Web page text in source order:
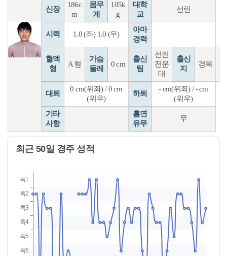
신장
186c
m
몸무
게
105k
g
대학
교
선린
시력 1.0 (좌) 1.0 (우)
아마
경력
혈액
형
A 형
가슴
둘레
0 cm
출신
팀
선린
전문
대
출신
지
경북
대퇴
0 cm(위좌) / 0 cm
(위우)
하퇴
- cm(위좌) / - cm
(위우)
기타
사항
흡연
유무
무